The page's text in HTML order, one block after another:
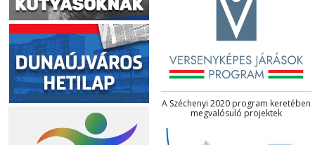
A Széchenyi 2020 program keretében
megvalósuló projektek